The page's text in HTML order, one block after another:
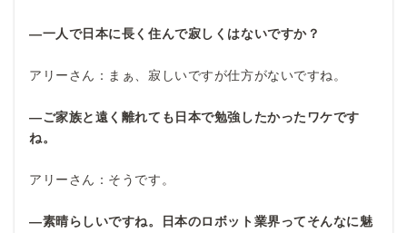
―一人で日本に長く住んで寂しくはないですか？
アリーさん：まぁ、寂しいですが仕方がないですね。
―ご家族と遠く離れても日本で勉強したかったワケです
ね。
アリーさん：そうです。
―素晴らしいですね。日本のロボット業界ってそんなに魅